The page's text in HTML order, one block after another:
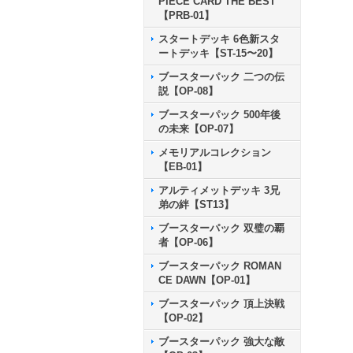
【PRB-01】
スタートデッキ 6色新スタ
ートデッキ【ST-15〜20】
ブースターパック 二つの伝
説【OP-08】
ブースターパック 500年後
の未来【OP-07】
メモリアルコレクション
【EB-01】
アルティメットデッキ 3兄
弟の絆【ST13】
ブースターパック 双璧の覇
者【OP-06】
ブースターパック ROMAN
CE DAWN【OP-01】
ブースターパック 頂上決戦
【OP-02】
ブースターパック 強大な敵